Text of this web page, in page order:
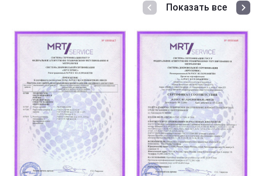
Показать все